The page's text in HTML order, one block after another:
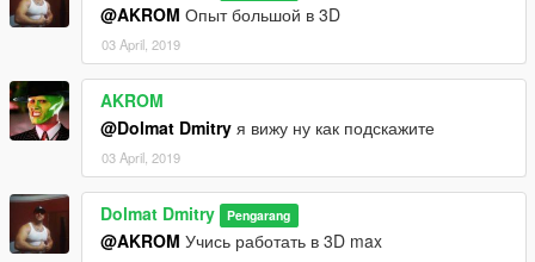
@AKROM Опыт большой в 3D
03 April, 2019
AKROM
@Dolmat Dmitry я вижу ну как подскажите
03 April, 2019
Dolmat Dmitry Pengarang
@AKROM Учись работать в 3D max